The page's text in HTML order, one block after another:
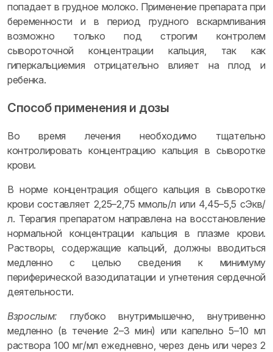
попадает в грудное молоко. Применение препарата при
беременности и в период грудного вскармливания
возможно только под строгим контролем
сывороточной концентрации кальция, так как
гиперкальциемия отрицательно влияет на плод и
ребенка.
Способ применения и дозы
Во время лечения необходимо тщательно
контролировать концентрацию кальция в сыворотке
крови.
В норме концентрация общего кальция в сыворотке
крови составляет 2,25–2,75 ммоль/л или 4,45–5,5 сЭкв/
л. Терапия препаратом направлена на восстановление
нормальной концентрации кальция в плазме крови.
Растворы, содержащие кальций, должны вводиться
медленно с целью сведения к минимуму
периферической вазодилатации и угнетения сердечной
деятельности.
Взрослым: глубоко внутримышечно, внутривенно
медленно (в течение 2–3 мин) или капельно 5–10 мл
раствора 100 мг/мл ежедневно, через день или через 2